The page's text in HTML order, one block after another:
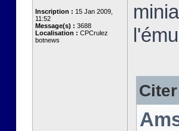
Inscription : 15 Jan 2009,
11:52
Message(s) : 3688
Localisation : CPCrulez
botnews